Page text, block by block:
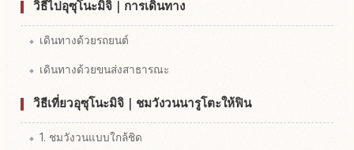
วิธีไปอุซุโนะมิจิ｜การเดินทาง
เดินทางด้วยรถยนต์
เดินทางด้วยขนส่งสาธารณะ
วิธีเที่ยวอุซุโนะมิจิ｜ชมวังวนนารูโตะให้ฟิน
1. ชมวังวนแบบใกล้ชิด